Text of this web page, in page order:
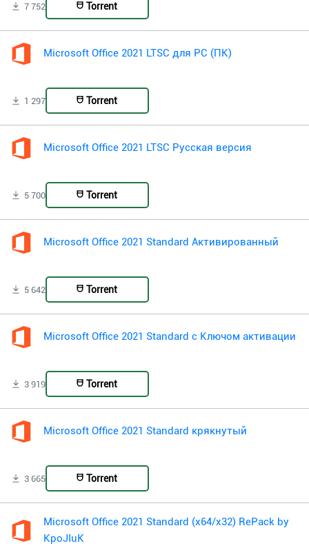
7 752 Torrent
Microsoft Office 2021 LTSC для PC (ПК)
1 297 Torrent
Microsoft Office 2021 LTSC Русская версия
5 700 Torrent
Microsoft Office 2021 Standard Активированный
5 642 Torrent
Microsoft Office 2021 Standard с Ключом активации
3 919 Torrent
Microsoft Office 2021 Standard крякнутый
3 665 Torrent
Microsoft Office 2021 Standard (x64/x32) RePack by
KpoJIuK